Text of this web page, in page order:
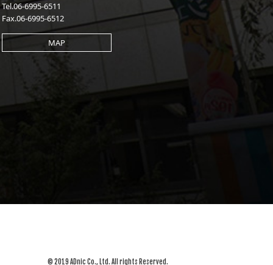
Tel.06-6995-6511
Fax.06-6995-6512
MAP
© 2019 ADnic Co., Ltd. All rights Reserved.